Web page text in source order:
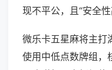
现不平公，且“安全性
微乐卡五星麻将主打
使用中低点数牌组，